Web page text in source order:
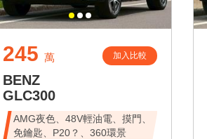
245 萬 加入比較
BENZ
GLC300
AMG夜色、48V輕油電、摸門、
免鑰匙、P20？、360環景